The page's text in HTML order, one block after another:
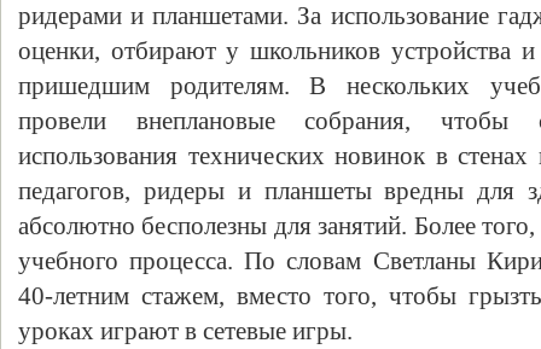
ридерами и планшетами. За использование
оценки, отбирают у школьников устройства
пришедшим родителям. В нескольких
провели внеплановые собрания, чтобы
использования технических новинок в
педагогов, ридеры и планшеты вредны для
абсолютно бесполезны для занятий. Более
учебного процесса. По словам Светланы
40-летним стажем, вместо того, чтобы
уроках играют в сетевые игры.